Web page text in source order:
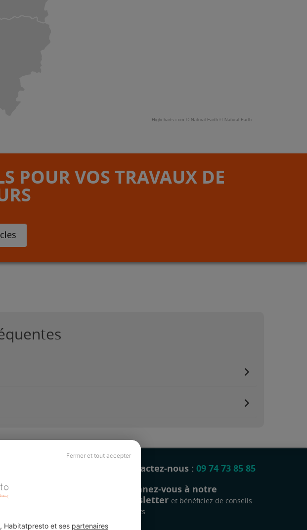
Fermer et tout accepter
Habitatpresto et ses partenaires
Highcharts.com © Natural Earth © Natural Earth
POUR VOS TRAVAUX DE
Légal
Contactez-nous : 09 74 73 85 85
Abonnez-vous à notre
newsletter et bénéficiez de conseils
gratuits